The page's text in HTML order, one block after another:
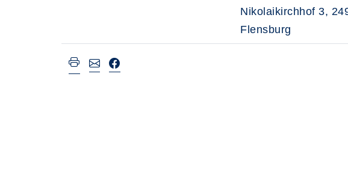
Nikolaikirchhof 3,
Flensburg